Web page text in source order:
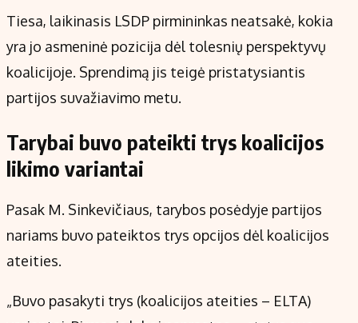
Tiesa, laikinasis LSDP pirmininkas neatsakė, kokia
yra jo asmeninė pozicija dėl tolesnių perspektyvų
koalicijoje. Sprendimą jis teigė pristatysiantis
partijos suvažiavimo metu.
Tarybai buvo pateikti trys koalicijos
likimo variantai
Pasak M. Sinkevičiaus, tarybos posėdyje partijos
nariams buvo pateiktos trys opcijos dėl koalicijos
ateities.
„Buvo pasakyti trys (koalicijos ateities – ELTA)